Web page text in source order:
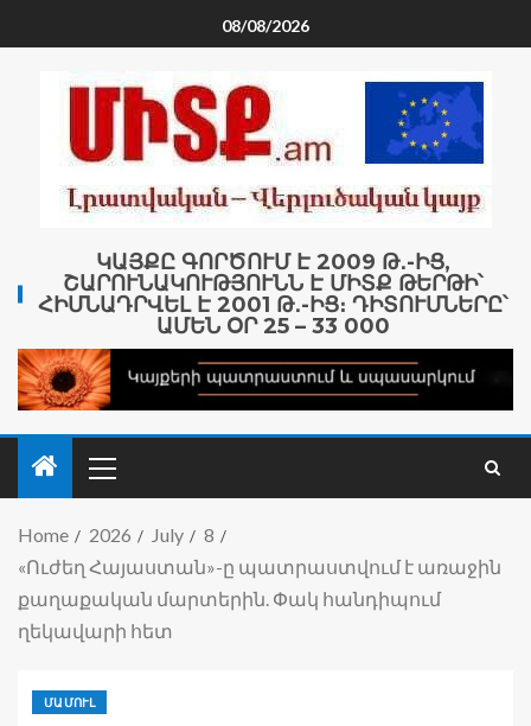
08/08/2026
ԿԱՅՔԸ ԳՈՐԾՈՒՄ Է 2009 Թ․-ԻՑ,
ՇԱՐՈՒՆԱԿՈՒԹՅՈՒՆՆ Է ՄԻՏՔ ԹԵՐԹԻ՝
ՀԻՄՆԱԴՐՎԵԼ Է 2001 Թ․-ԻՑ։ ԴԻՏՈՒՄՆԵՐԸ՝
ԱՄԵՆ ՕՐ 25 – 33 000
Home 2026 July
8
«Ուժեղ Հայաստան»-ը պատրաստվում է առաջին
քաղաքական մարտերին. Փակ հանդիպում
ղեկավարի հետ
ՄԱՄՈՒԼ